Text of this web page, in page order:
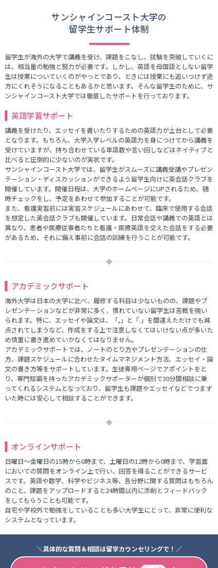
サンシャインコースト大学の
留学生サポート体制
留学生が海外の大学で講義を受け、課題をこなし、試験を突破していくに
は、相当量の勉強と努力が必要です。しかし、英語を母国語としない留学
生は授業についていくのがやっとであり、ときには授業にも追いつけず途
方にくれそうになることもあるかと思います。そんな留学生のために、サ
ンシャインコースト大学では徹底したサポートを行っております。
英語学習サポート
講義を受けたり、エッセイを書いたりするための英語力が土台として必要
となります。もちろん、大学入学レベルの英語力を身につけてから講義を
受けていますが、持ち合わせている単語数や言い回しなどはネイティブと
比べると圧倒的に少ないのが実状です。
サンシャインコースト大学では、留学生がスムーズに講義受講やプレゼン
テーション・ディスカッションができるよう留学生向けに英会話クラブを
開催しています。開催日程は、大学のホームページにUPされるため、随
時チェックをし、予定をあわせて参加することが可能です。
また、看護実習前には実習スケジュールにあわせて、臨床で使用する会話
を想定した英会話クラブも開催しています。日常会話や講義での英語とは
異なり、患者や医療従事者たちと看護・医療英語を交えた会話をする必要
があるため、それに備え事前に会話の訓練を行うことが可能です。
アカデミックサポート
海外大学は日本の大学に比べ、履修する科目は少ないものの、課題やプ
レゼンテーションなどが非常に多く、慣れていない留学生は苦戦を強い
られます。特に、エッセイや論文は、「,」と「.」を間違えただけでも減
点されてしまうなど、作成をする上で注意しなくてはいけない点が多いた
め慎重に書き進めていかなくてはなりません。
アカデミックサポートでは、ノートのとり方やプレゼンテーションの仕
方、課題スケジュールに合わせたタイムマネジメント方法、エッセイ・論
文の書き方等をサポートしています。生徒専用ページでアポイントをと
り、専門知識を持ったアカデミックサポーターが個別で30分間相談に乗
ってくれるシステムとなっており、留学生も課題やエッセイなどでつまず
いた時には安心して相談することができます。
オンラインサポート
日曜日～金曜日の15時から0時まで、土曜日の12時から0時まで、学習面
においての質問をオンライン上で行い、回答を得ることができるサービ
スです。英語や数学、科学やビジネス等、各分野に関する質問はもちろん
のこと、課題をアップロードすると24時間以内に添削とフィードバック
をしてもらうことも可能です。
自宅や学校外で勉強をしていることも多い大学生にとって、非常に便利な
システムとなっています。
＼具体的な質問＆相談は留学カウンセリングで！／